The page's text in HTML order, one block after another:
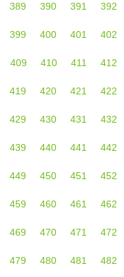
389 390 391 392
399 400 401 402
409 410 411 412
419 420 421 422
429 430 431 432
439 440 441 442
449 450 451 452
459 460 461 462
469 470 471 472
479 480 481 482